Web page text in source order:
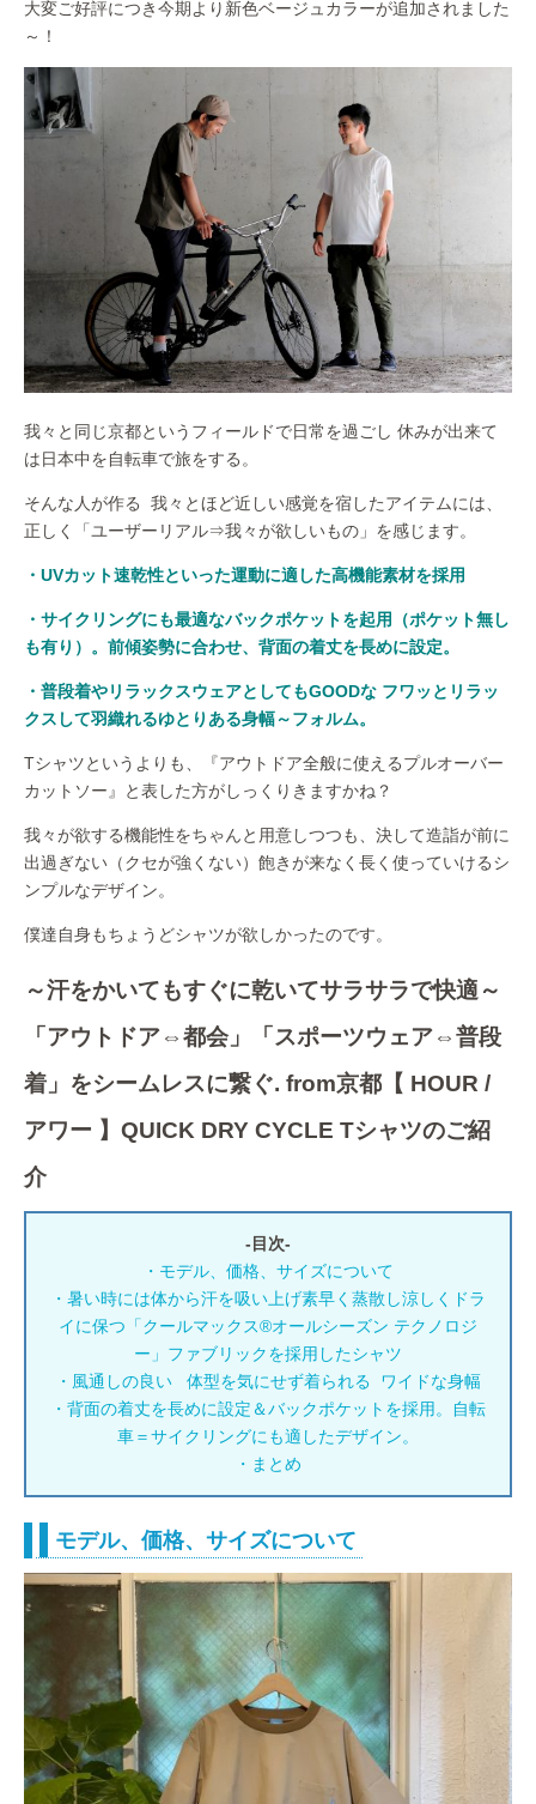
大変ご好評につき今期より新色ベージュカラーが追加されました
～！
我々と同じ京都というフィールドで日常を過ごし 休みが出来て
は日本中を自転車で旅をする。
そんな人が作る 我々とほど近しい感覚を宿したアイテムには、
正しく「ユーザーリアル⇒我々が欲しいもの」を感じます。
・UVカット速乾性といった運動に適した高機能素材を採用
・サイクリングにも最適なバックポケットを起用（ポケット無し
も有り）。前傾姿勢に合わせ、背面の着丈を長めに設定。
・普段着やリラックスウェアとしてもGOODな フワッとリラッ
クスして羽織れるゆとりある身幅～フォルム。
Tシャツというよりも、『アウトドア全般に使えるプルオーバー
カットソー』と表した方がしっくりきますかね？
我々が欲する機能性をちゃんと用意しつつも、決して造詣が前に
出過ぎない（クセが強くない）飽きが来なく長く使っていけるシ
ンプルなデザイン。
僕達自身もちょうどシャツが欲しかったのです。
～汗をかいてもすぐに乾いてサラサラで快適～
「アウトドア⇔都会」「スポーツウェア⇔普段
着」をシームレスに繋ぐ. from京都【 HOUR /
アワー 】QUICK DRY CYCLE Tシャツのご紹
介
-目次-
・モデル、価格、サイズについて
・暑い時には体から汗を吸い上げ素早く蒸散し涼しくドラ
イに保つ「クールマックス®オールシーズン テクノロジ
ー」ファブリックを採用したシャツ
・風通しの良い 体型を気にせず着られる ワイドな身幅
・背面の着丈を長めに設定＆バックポケットを採用。自転
車＝サイクリングにも適したデザイン。
・まとめ
モデル、価格、サイズについて